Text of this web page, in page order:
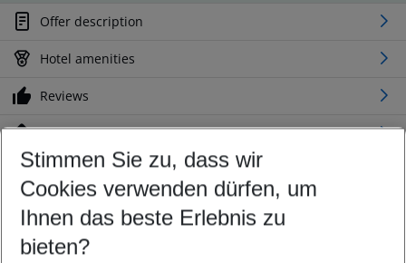
Offer description
Hotel amenities
Reviews
Location
Customize your offer
Find the perfect deal which suits your best
Your departure airport
Any airport
Stimmen Sie zu, dass wir
Cookies verwenden dürfen, um
Ihnen das beste Erlebnis zu
bieten?